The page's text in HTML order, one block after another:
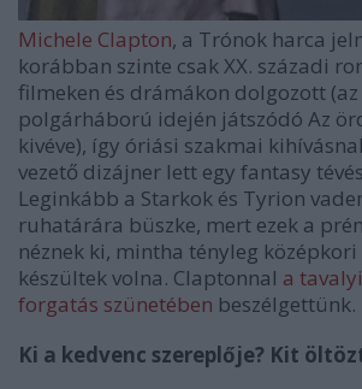
Michele Clapton, a Trónok harca
korábban szinte csak XX. századi
filmeken és drámákon dolgozott
polgárháború idején játszódó Az
kivéve), így óriási szakmai
vezető dizájner lett egy fantasy
Leginkább a Starkok és Tyrion
ruhatárára büszke, mert ezek a
néznek ki, mintha tényleg
készültek volna. Claptonnal a
forgatás szünetében beszélgettünk.
Ki a kedvenc szereplője? Kit